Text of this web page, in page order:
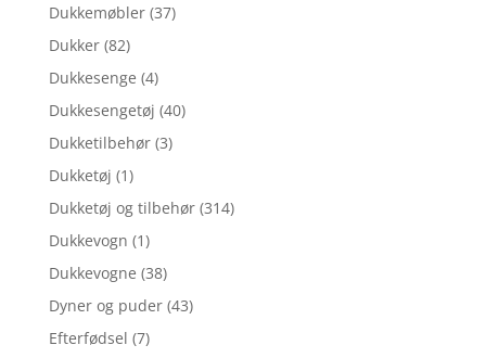
Dukkemøbler (37)
Dukker (82)
Dukkesenge (4)
Dukkesengetøj (40)
Dukketilbehør (3)
Dukketøj (1)
Dukketøj og tilbehør (314)
Dukkevogn (1)
Dukkevogne (38)
Dyner og puder (43)
Efterfødsel (7)